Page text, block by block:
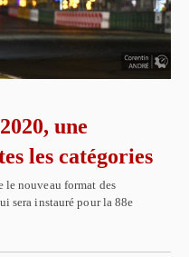
une
les catégories
nouveau format des
sera instauré pour la 88e